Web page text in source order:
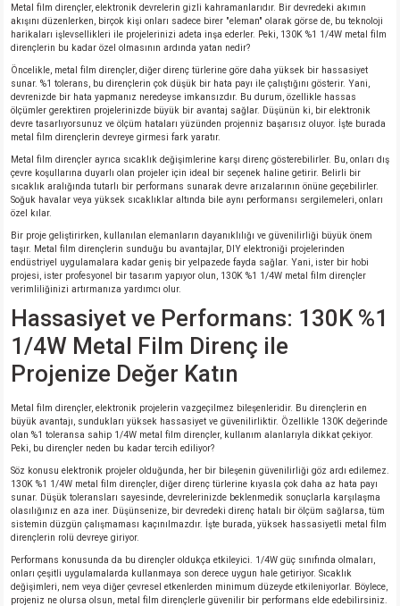
MARKA)
Metal film dirençler, elektronik devrelerin gizli kahramanlarıdır. Bir devredeki akımın
akışını düzenlerken, birçok kişi onları sadece birer "eleman" olarak görse de, bu teknoloji
harikaları işlevsellikleri ile projelerinizi adeta inşa ederler. Peki, 130K %1 1/4W metal film
dirençlerin bu kadar özel olmasının ardında yatan nedir?
Öncelikle, metal film dirençler, diğer direnç türlerine göre daha yüksek bir hassasiyet
sunar. %1 tolerans, bu dirençlerin çok düşük bir hata payı ile çalıştığını gösterir. Yani,
devrenizde bir hata yapmanız neredeyse imkansızdır. Bu durum, özellikle hassas
ölçümler gerektiren projelerinizde büyük bir avantaj sağlar. Düşünün ki, bir elektronik
devre tasarlıyorsunuz ve ölçüm hataları yüzünden projenniz başarısız oluyor. İşte burada
metal film dirençlerin devreye girmesi fark yaratır.
Metal film dirençler ayrıca sıcaklık değişimlerine karşı direnç gösterebilirler. Bu, onları dış
çevre koşullarına duyarlı olan projeler için ideal bir seçenek haline getirir. Belirli bir
sıcaklık aralığında tutarlı bir performans sunarak devre arızalarının önüne geçebilirler.
Soğuk havalar veya yüksek sıcaklıklar altında bile aynı performansı sergilemeleri, onları
özel kılar.
Bir proje geliştirirken, kullanılan elemanların dayanıklılığı ve güvenilirliği büyük önem
taşır. Metal film dirençlerin sunduğu bu avantajlar, DIY elektroniği projelerinden
endüstriyel uygulamalara kadar geniş bir yelpazede fayda sağlar. Yani, ister bir hobi
projesi, ister profesyonel bir tasarım yapıyor olun, 130K %1 1/4W metal film dirençler
verimliliğinizi artırmanıza yardımcı olur.
Hassasiyet ve Performans: 130K %1
1/4W Metal Film Direnç ile
Projenize Değer Katın
Metal film dirençler, elektronik projelerin vazgeçilmez bileşenleridir. Bu dirençlerin en
büyük avantajı, sundukları yüksek hassasiyet ve güvenilirliktir. Özellikle 130K değerinde
olan %1 toleransa sahip 1/4W metal film dirençler, kullanım alanlarıyla dikkat çekiyor.
Peki, bu dirençler neden bu kadar tercih ediliyor?
Söz konusu elektronik projeler olduğunda, her bir bileşenin güvenilirliği göz ardı edilemez.
130K %1 1/4W metal film dirençler, diğer direnç türlerine kıyasla çok daha az hata payı
sunar. Düşük toleransları sayesinde, devrelerinizde beklenmedik sonuçlarla karşılaşma
olasılığınız en aza iner. Düşünsenize, bir devredeki direnç hatalı bir ölçüm sağlarsa, tüm
sistemin düzgün çalışmaması kaçınılmazdır. İşte burada, yüksek hassasiyetli metal film
dirençlerin rolü devreye giriyor.
Performans konusunda da bu dirençler oldukça etkileyici. 1/4W güç sınıfında olmaları,
onları çeşitli uygulamalarda kullanmaya son derece uygun hale getiriyor. Sıcaklık
değişimleri, nem veya diğer çevresel etkenlerden minimum düzeyde etkileniyorlar. Böylece,
projeniz ne olursa olsun, metal film dirençlerle güvenilir bir performans elde edebilirsiniz.